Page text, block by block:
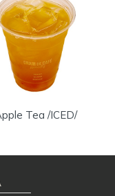
Tea /ICED/